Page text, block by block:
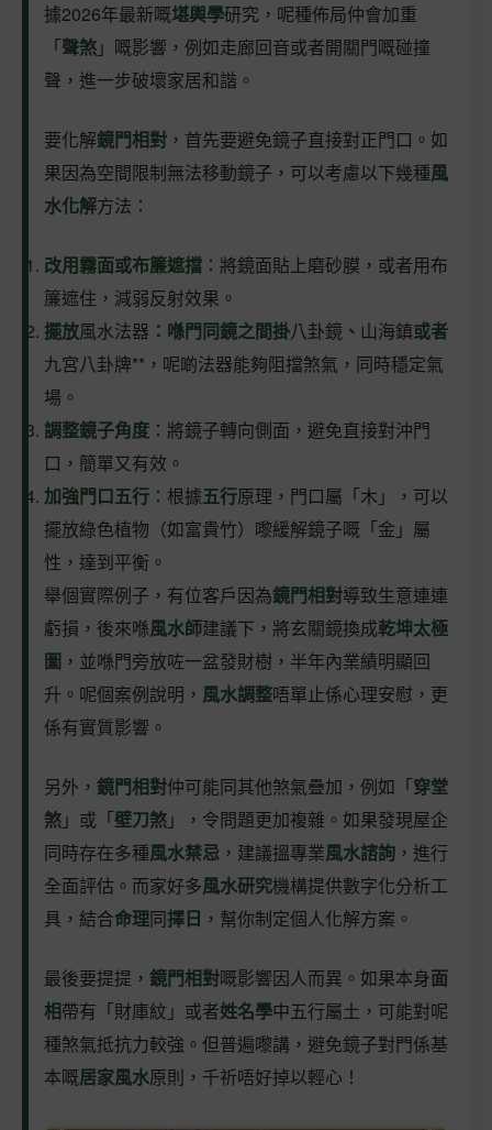
據2026年最新嘅堪輿學研究，呢種佈局仲會加重
「聲煞」嘅影響，例如走廊回音或者開關門嘅碰撞
聲，進一步破壞家居和諧。
要化解鏡門相對 ，首先要避免鏡子直接對正門口。如
果因為空間限制無法移動鏡子，可以考慮以下幾種風
水化解方法：
改用霧面或布簾遮擋 ：將鏡面貼上磨砂膜，或者用布
簾遮住，減弱反射效果。
擺放風水法器 ：喺門同鏡之間掛八卦鏡 、 山海鎮或者
九宮八卦牌**，呢啲法器能夠阻擋煞氣，同時穩定氣
場。
調整鏡子角度 ：將鏡子轉向側面，避免直接對沖門
口，簡單又有效。
加強門口五行 ：根據五行原理，門口屬「木」，可以
擺放綠色植物（如富貴竹）嚟緩解鏡子嘅「金」屬
性，達到平衡。
舉個實際例子，有位客戶因為鏡門相對導致生意連連
虧損，後來喺風水師建議下，將玄關鏡換成乾坤太極
圖 ，並喺門旁放咗一盆發財樹，半年內業績明顯回
升。呢個案例說明， 風水調整唔單止係心理安慰，更
係有實質影響。
另外， 鏡門相對仲可能同其他煞氣疊加，例如「穿堂
煞」或「壁刀煞」，令問題更加複雜。如果發現屋企
同時存在多種風水禁忌 ，建議搵專業風水諮詢 ，進行
全面評估。而家好多風水研究機構提供數字化分析工
具，結合命理同擇日 ，幫你制定個人化解方案。
最後要提提， 鏡門相對嘅影響因人而異。如果本身面
相帶有「財庫紋」或者姓名學中五行屬土，可能對呢
種煞氣抵抗力較強。但普遍嚟講，避免鏡子對門係基
本嘅居家風水原則，千祈唔好掉以輕心！